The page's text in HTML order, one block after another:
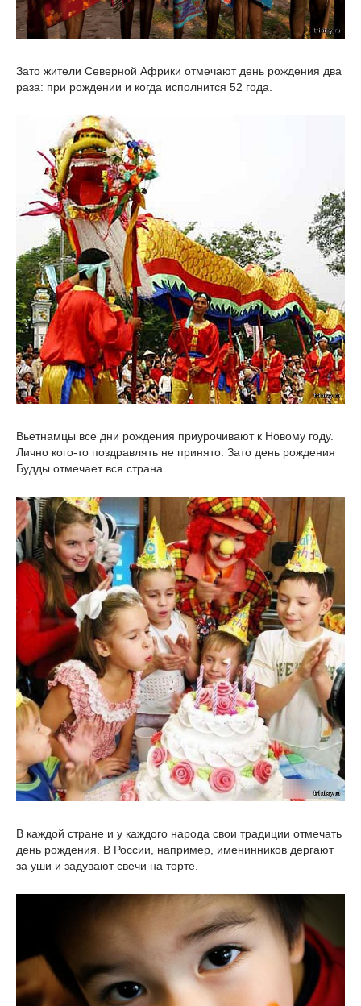
Зато жители Северной Африки отмечают день рождения два
раза: при рождении и когда исполнится 52 года.
Вьетнамцы все дни рождения приурочивают к Новому году.
Лично кого-то поздравлять не принято. Зато день рождения
Будды отмечает вся страна.
В каждой стране и у каждого народа свои традиции отмечать
день рождения. В России, например, именинников дергают
за уши и задувают свечи на торте.